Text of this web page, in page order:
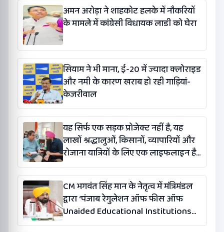
अमन अरोड़ा ने शाहकोट हलके में नौकरियों
के मामले में कांग्रेसी विधायक लाडी को घेरा
सियाम ने भी माना, ई-20 में ज्यादा क्लोराइड
और नमी के कारण खराब हो रही गाड़ियां-
केजरीवाल
यह सिर्फ एक सड़क प्रोजेक्ट नहीं है, यह
लाखों श्रद्धालुओं, किसानों, व्यापारियों और
रोजाना यात्रियों के लिए एक लाइफलाइन है:
कंग
CM भगवंत सिंह मान के नेतृत्व में मंत्रिमंडल
द्वारा ‘पंजाब रेगुलेशन ऑफ फीस ऑफ
Unaided Educational Institutions
(संशोधन) विधेयक-2026’ पास